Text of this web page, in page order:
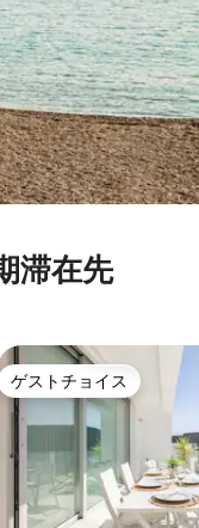
滞在先
ゲストチョイス
ゲストチョイス